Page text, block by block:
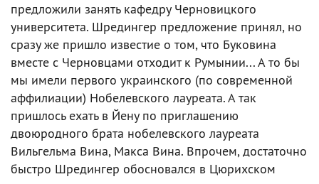
предложили занять кафедру Черновицкого
университета. Шредингер предложение принял, но
сразу же пришло известие о том, что Буковина
вместе с Черновцами отходит к Румынии... А то бы
мы имели первого украинского (по современной
аффилиации) Нобелевского лауреата. А так
пришлось ехать в Йену по приглашению
двоюродного брата нобелевского лауреата
Вильгельма Вина, Макса Вина. Впрочем, достаточно
быстро Шредингер обосновался в Цюрихском